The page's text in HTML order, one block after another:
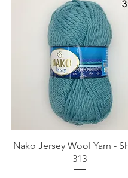
Aperçu rapide
Nako Jersey Wool Yarn -
313